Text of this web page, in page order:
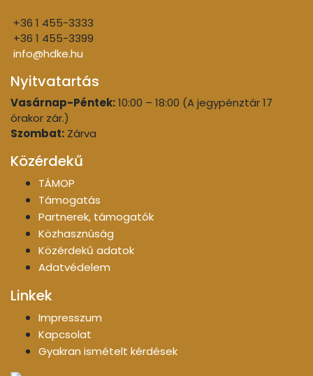
+36 1 455-3333
+36 1 455-3399
info@hdke.hu
Nyitvatartás
Vasárnap-Péntek:10:00 – 18:00 (A jegypénztár 17
órakor zár.)
Szombat: Zárva
Közérdekű
TÁMOP
Támogatás
Partnerek, támogatók
Közhasznúság
Közérdekű adatok
Adatvédelem
Linkek
Impresszum
Kapcsolat
Gyakran ismételt kérdések